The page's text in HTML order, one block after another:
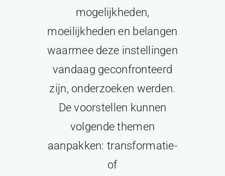
mogelijkheden,
moeilijkheden en belangen
waarmee deze instellingen
vandaag geconfronteerd
zijn, onderzoeken werden.
De voorstellen kunnen
volgende themen
aanpakken: transformatie-
of